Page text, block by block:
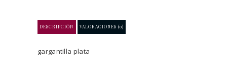
DESCRIPCIÓN VALORACIONES (0)
gargantilla plata